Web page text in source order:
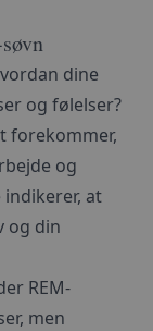
dine
og følelser?
forekommer,
og
at
og din
REM-
men